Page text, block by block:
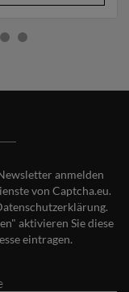
anmelden
von Captcha.eu.
.
aktivieren Sie diese
eintragen.